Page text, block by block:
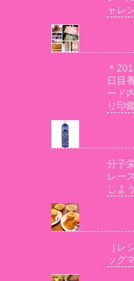
ャレ
＊
日目
ード
り印
分子
レー
しよ
［レ
ッグ